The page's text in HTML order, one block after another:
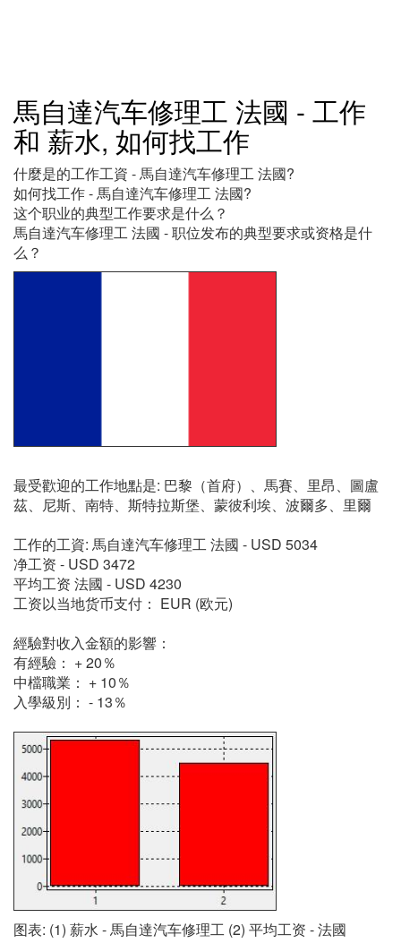
馬自達汽车修理工 法國 - 工作
和 薪水, 如何找工作
什麼是的工作工資 - 馬自達汽车修理工 法國?
如何找工作 - 馬自達汽车修理工 法國?
这个职业的典型工作要求是什么？
馬自達汽车修理工 法國 - 职位发布的典型要求或资格是什
么？
最受歡迎的工作地點是: 巴黎（首府）、馬賽、里昂、圖盧
茲、尼斯、南特、斯特拉斯堡、蒙彼利埃、波爾多、里爾
工作的工資: 馬自達汽车修理工 法國 - USD 5034
净工资 - USD 3472
平均工资 法國 - USD 4230
工资以当地货币支付： EUR (欧元)
經驗對收入金額的影響：
有經驗： + 20％
中檔職業： + 10％
入學級別： - 13％
图表: (1) 薪水 - 馬自達汽车修理工 (2) 平均工资 - 法國